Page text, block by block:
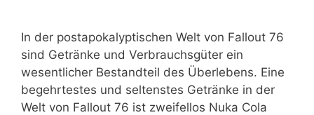
In der postapokalyptischen Welt von Fallout 76
sind Getränke und Verbrauchsgüter ein
wesentlicher Bestandteil des Überlebens. Eine
begehrtestes und seltenstes Getränke in der
Welt von Fallout 76 ist zweifellos Nuka Cola